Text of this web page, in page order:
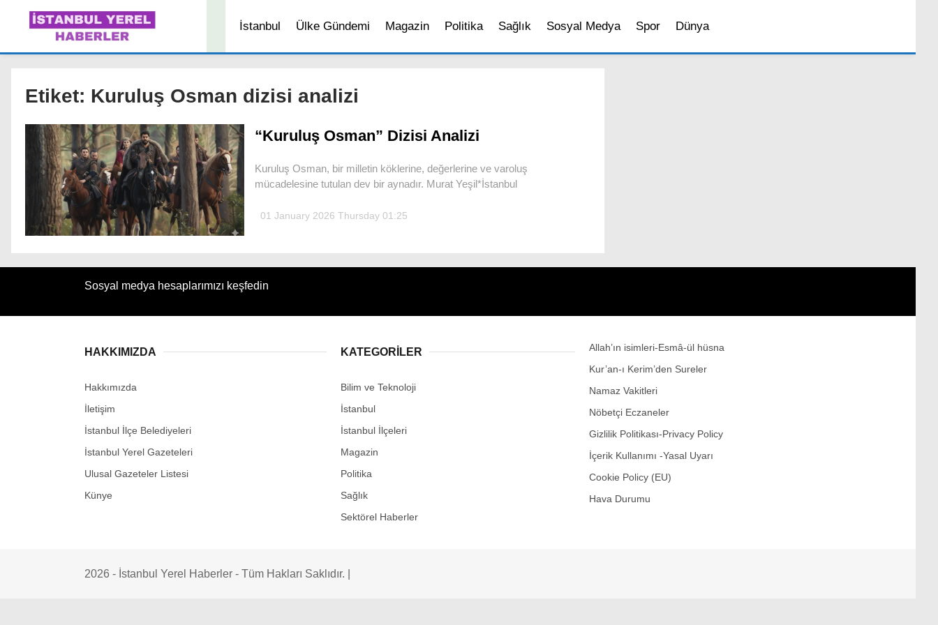
Politika
İstanbul Ülke Gündemi Magazin Politika Sağlık Sosyal Medya Spor Dünya
Etiket: Kuruluş Osman dizisi analizi
“Kuruluş Osman” Dizisi Analizi
Kuruluş Osman, bir milletin köklerine, değerlerine ve varoluş
mücadelesine tutulan dev bir aynadır. Murat Yeşil*İstanbul
01 January 2026 Thursday 01:25
Sosyal medya hesaplarımızı keşfedin
HAKKIMIZDA
Hakkımızda
İletişim
İstanbul İlçe Belediyeleri
İstanbul Yerel Gazeteleri
Ulusal Gazeteler Listesi
Künye
KATEGORİLER
Bilim ve Teknoloji
İstanbul
İstanbul İlçeleri
Magazin
Politika
Sağlık
Sektörel Haberler
Allah’ın isimleri-Esmâ-ül hüsna
Kur’an-ı Kerim’den Sureler
Namaz Vakitleri
Nöbetçi Eczaneler
Gizlilik Politikası-Privacy Policy
İçerik Kullanımı -Yasal Uyarı
Cookie Policy (EU)
Hava Durumu
2026 - İstanbul Yerel Haberler - Tüm Hakları Saklıdır. |